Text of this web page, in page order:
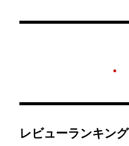
レビューランキング